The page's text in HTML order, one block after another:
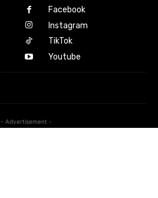
Facebook
Instagram
TikTok
Youtube
- Advertisement -